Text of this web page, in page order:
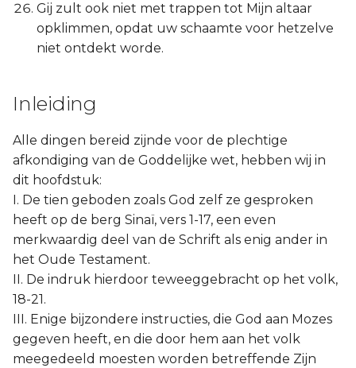
Gij zult ook niet met trappen tot Mijn altaar
opklimmen, opdat uw schaamte voor hetzelve
niet ontdekt worde.
Inleiding
Alle dingen bereid zijnde voor de plechtige
afkondiging van de Goddelijke wet, hebben wij in
dit hoofdstuk:
I. De tien geboden zoals God zelf ze gesproken
heeft op de berg Sinaï, vers 1-17, een even
merkwaardig deel van de Schrift als enig ander in
het Oude Testament.
II. De indruk hierdoor teweeggebracht op het volk,
18-21.
III. Enige bijzondere instructies, die God aan Mozes
gegeven heeft, en die door hem aan het volk
meegedeeld moesten worden betreffende Zijn